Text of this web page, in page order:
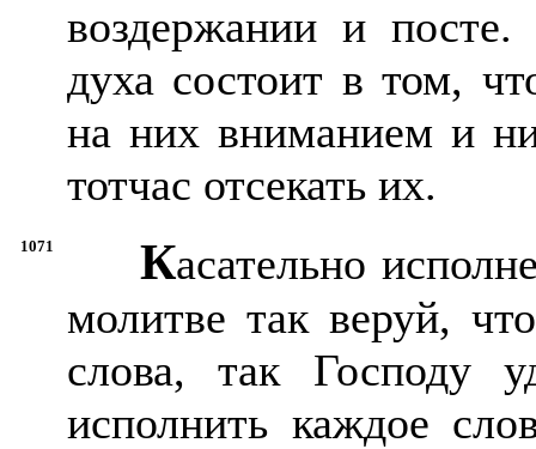
воздержании и посте.
духа состоит в том,
на них вниманием и
тотчас отсекать их.
1071 Касательно
молитве так веруй,
слова, так Господу
исполнить каждое